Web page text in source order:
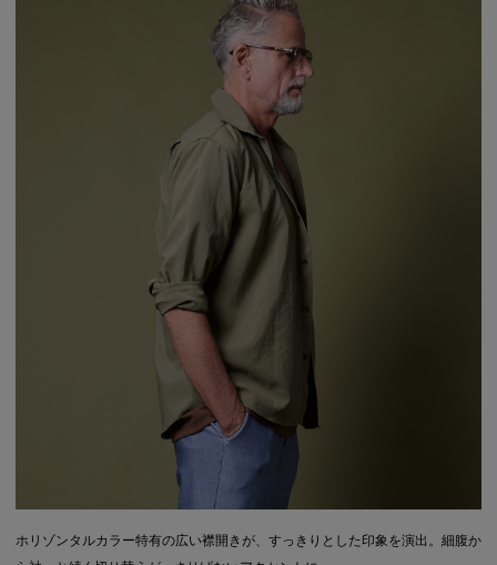
ホリゾンタルカラー特有の広い襟開きが、すっきりとした印象を演出。細腹か